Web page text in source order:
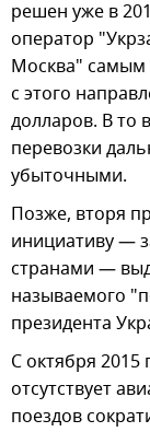
решен уже в
оператор
Москва" самым
с этого
долларов. В то
перевозки
убыточными.
Позже, вторя
инициативу —
странами —
называемого
президента
С октября
отсутствует
поездов